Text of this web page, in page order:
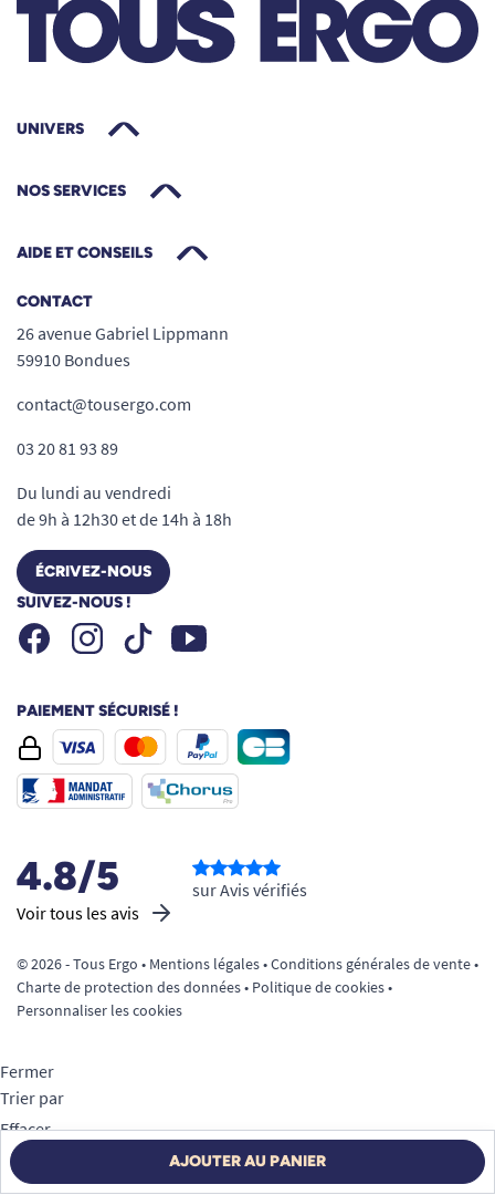
UNIVERS
NOS SERVICES
AIDE ET CONSEILS
CONTACT
26 avenue Gabriel Lippmann
59910 Bondues
contact@tousergo.com
03 20 81 93 89
Du lundi au vendredi
de 9h à 12h30 et de 14h à 18h
ÉCRIVEZ-NOUS
SUIVEZ-NOUS !
FacebookInstagramTiktok Youtube
PAIEMENT SÉCURISÉ !
4.8/5
Voir tous les avis
sur Avis vérifiés
© 2026 - Tous Ergo • Mentions légales•Conditions générales de vente•
Charte de protection des données• Politique de cookies•
Personnaliser les cookies
AJOUTER AU PANIER
Fermer
Trier par
Effacer
Appliquer
Filtrer